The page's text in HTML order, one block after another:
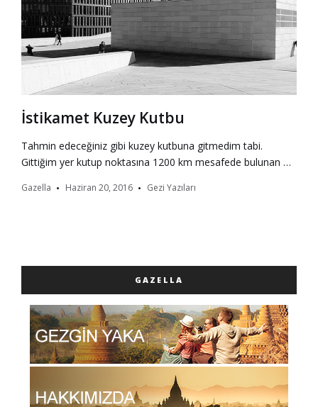
İstikamet Kuzey Kutbu
Tahmin edeceğiniz gibi kuzey kutbuna gitmedim tabi.
Gittiğim yer kutup noktasına 1200 km mesafede bulunan …
Gazella Haziran 20, 2016 Gezi Yazıları
GAZELLA